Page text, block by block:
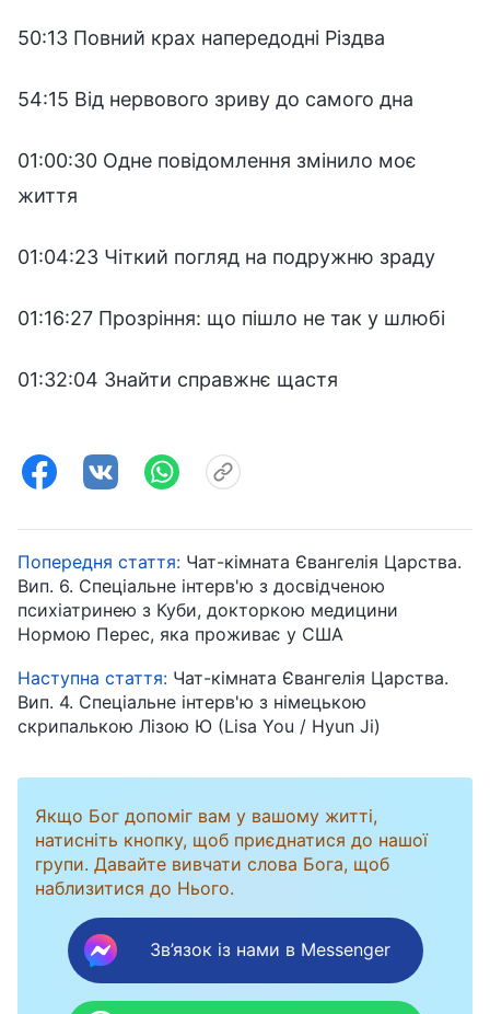
50:13 Повний крах напередодні Різдва
54:15 Від нервового зриву до самого дна
01:00:30 Одне повідомлення змінило моє
життя
01:04:23 Чіткий погляд на подружню зраду
01:16:27 Прозріння: що пішло не так у шлюбі
01:32:04 Знайти справжнє щастя
Попередня стаття: Чат-кімната Євангелія Царства.
Вип. 6. Спеціальне інтерв'ю з досвідченою
психіатринею з Куби, докторкою медицини
Нормою Перес, яка проживає у США
Наступна стаття: Чат-кімната Євангелія Царства.
Вип. 4. Спеціальне інтерв'ю з німецькою
скрипалькою Лізою Ю (Lisa You / Hyun Ji)
Якщо Бог допоміг вам у вашому житті,
натисніть кнопку, щоб приєднатися до нашої
групи. Давайте вивчати слова Бога, щоб
наблизитися до Нього.
Зв’язок із нами в Messenger